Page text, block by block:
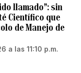
llamado”: sin
Científico que
de Manejo de
a las 11:10 p.m.